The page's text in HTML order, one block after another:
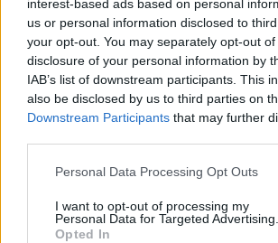
interest-based ads based on personal
us or personal information disclosed to
your opt-out. You may separately opt-out
disclosure of your personal information by
IAB’s list of downstream participants. This
also be disclosed by us to third parties on
Downstream Participants that may further
Please note that this website/app uses one
not limited to your visit or usage behaviour.
grant or deny consent to Google and its
Personal Data Processing Opt Outs
I want to opt-out of processing my
Personal Data for Targeted Advertising.
Opted In